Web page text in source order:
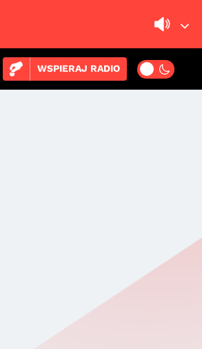
WSPIERAJ RADIO